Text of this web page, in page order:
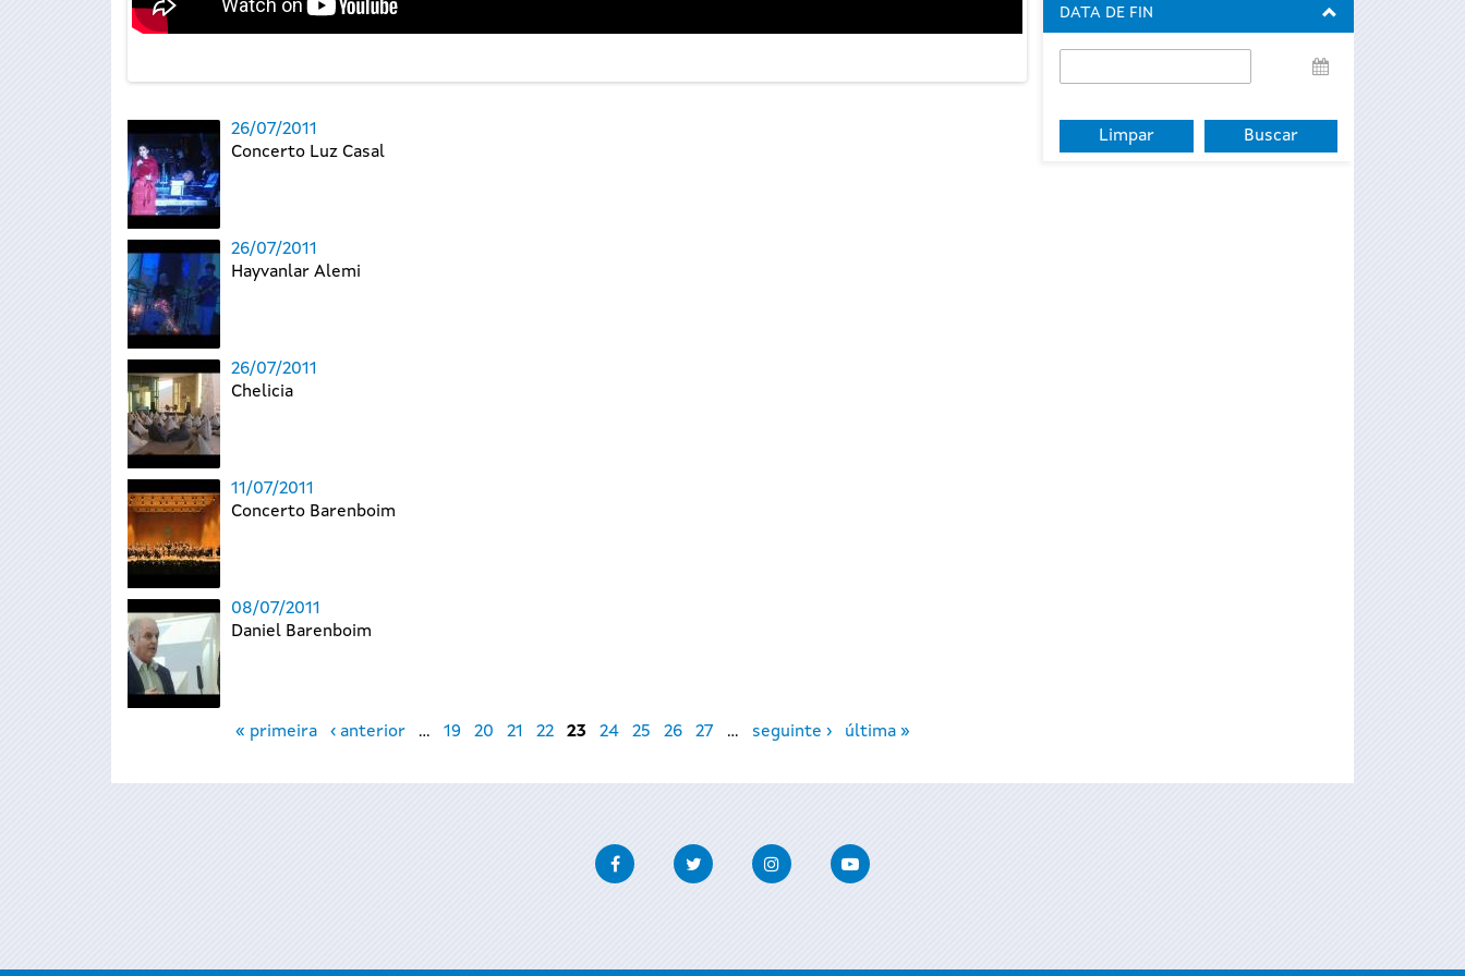
26/07/2011
Concerto Luz Casal
26/07/2011
Hayvanlar Alemi
26/07/2011
Chelicia
11/07/2011
Concerto Barenboim
08/07/2011
Daniel Barenboim
« primeira ‹ anterior … 19 20 21 22 23 24 25 26 27 … seguinte › última »
DATA DE FIN
de
FacebookTwitter InstagramYoutube